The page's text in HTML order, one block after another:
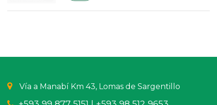
Vía a Manabí Km 43, Lomas de Sargentillo